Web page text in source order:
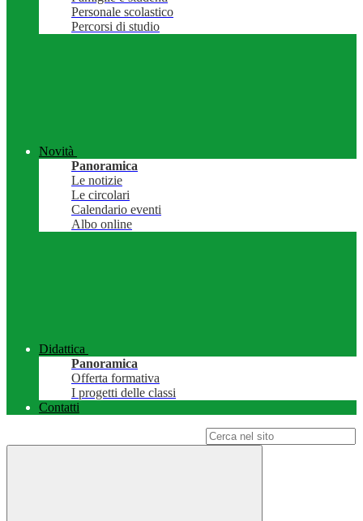
Personale scolastico
Percorsi di studio
Novità
Panoramica
Le notizie
Le circolari
Calendario eventi
Albo online
Didattica
Panoramica
Offerta formativa
I progetti delle classi
Contatti